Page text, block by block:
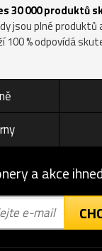
30 000 produktů
jsou plné
100 % odpovídá
a akce